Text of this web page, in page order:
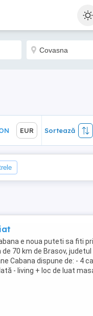
EUR Sortează
e noua puteti sa fiti
70 km de Brasov, judetul
Cabana dispune de: - 4
- living + loc de luat
...